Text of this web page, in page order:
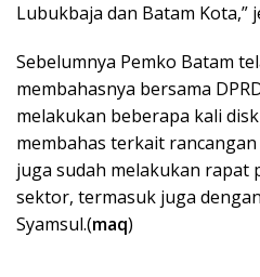
Lubukbaja dan Batam Kota,”
Sebelumnya Pemko Batam
membahasnya bersama
melakukan beberapa kali
membahas terkait
juga sudah melakukan rapat
sektor, termasuk juga
Syamsul.(maq)